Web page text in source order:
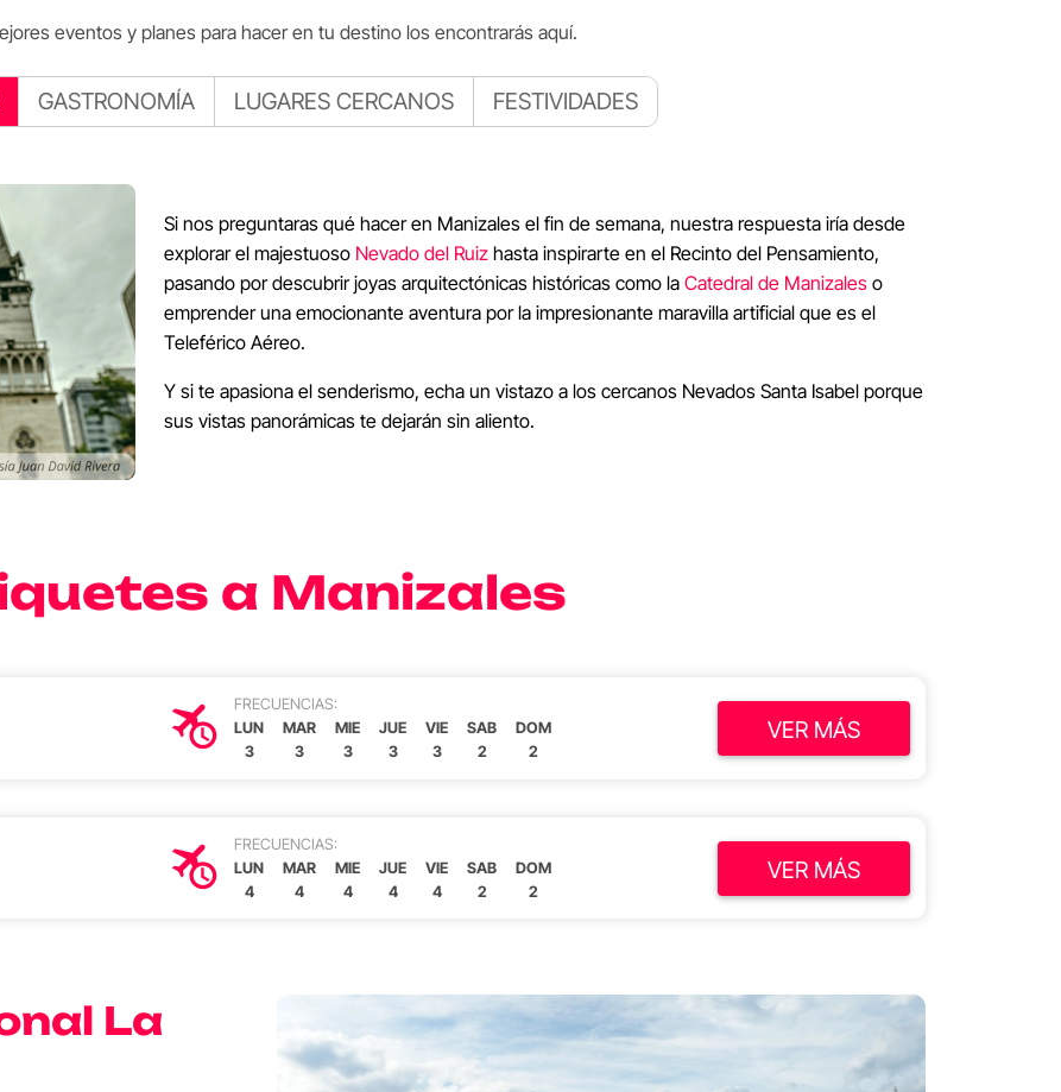
eventos y planes para hacer en tu destino los encontrarás aquí.
GASTRONOMÍA LUGARES CERCANOS FESTIVIDADES
Si nos preguntaras qué hacer en Manizales el fin de semana, nuestra respuesta iría desde
explorar el majestuoso Nevado del Ruiz hasta inspirarte en el Recinto del Pensamiento,
pasando por descubrir joyas arquitectónicas históricas como la Catedral de Manizales o
emprender una emocionante aventura por la impresionante maravilla artificial que es el
Teleférico Aéreo.
Y si te apasiona el senderismo, echa un vistazo a los cercanos Nevados Santa Isabel porque
sus vistas panorámicas te dejarán sin aliento.
a Manizales
FRECUENCIAS:
LUN
3
MAR
3
MIE
3
JUE
3
VIE
3
SAB
2
DOM
2
VER MÁS
FRECUENCIAS:
LUN
4
MAR
4
MIE
4
JUE
4
VIE
4
SAB
2
DOM
2
VER MÁS
La